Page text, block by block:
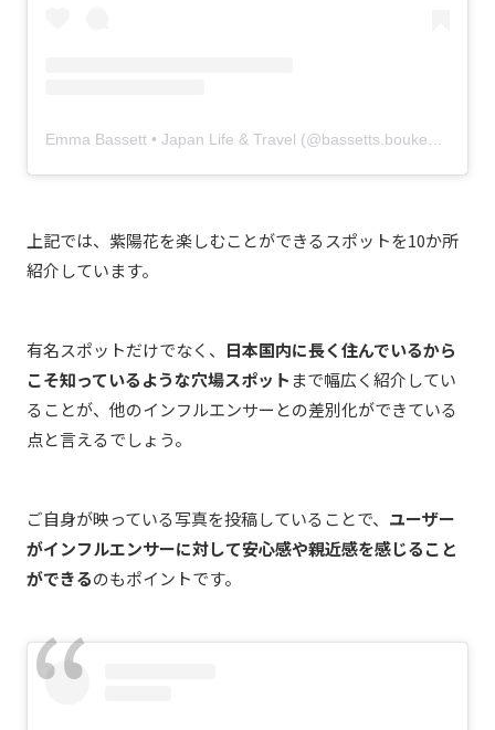
上記では、紫陽花を楽しむことができるスポットを10か所
紹介しています。
有名スポットだけでなく、 日本国内に長く住んでいるから
こそ知っているような穴場スポット まで幅広く紹介してい
ることが、他のインフルエンサーとの差別化ができている
点と言えるでしょう。
ご自身が映っている写真を投稿していることで、 ユーザー
がインフルエンサーに対して安心感や親近感を感じること
ができるのもポイントです。